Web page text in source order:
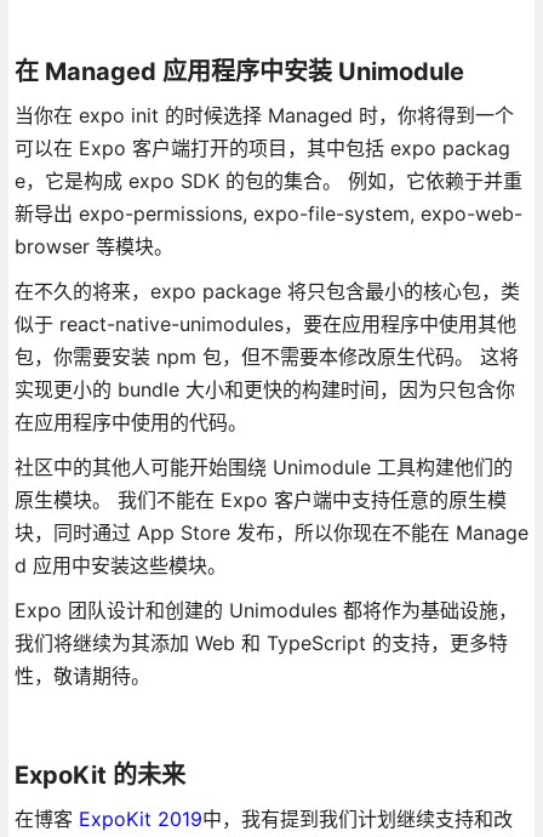
在 Managed 应用程序中安装 Unimodule
当你在 expo init 的时候选择 Managed 时，你将得到一个
可以在 Expo 客户端打开的项目，其中包括 expo packag
e，它是构成 expo SDK 的包的集合。 例如，它依赖于并重
新导出 expo-permissions, expo-file-system, expo-web-
browser 等模块。
在不久的将来，expo package 将只包含最小的核心包，类
似于 react-native-unimodules，要在应用程序中使用其他
包，你需要安装 npm 包，但不需要本修改原生代码。 这将
实现更小的 bundle 大小和更快的构建时间，因为只包含你
在应用程序中使用的代码。
社区中的其他人可能开始围绕 Unimodule 工具构建他们的
原生模块。 我们不能在 Expo 客户端中支持任意的原生模
块，同时通过 App Store 发布，所以你现在不能在 Manage
d 应用中安装这些模块。
Expo 团队设计和创建的 Unimodules 都将作为基础设施，
我们将继续为其添加 Web 和 TypeScript 的支持，更多特
性，敬请期待。
ExpoKit 的未来
在博客 ExpoKit 2019中，我有提到我们计划继续支持和改